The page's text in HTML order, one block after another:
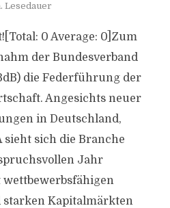
Lesedauer
0 Average: 0]Zum
der Bundesverband
die Federführung der
Angesichts neuer
in Deutschland,
sieht sich die Branche
Jahr
wettbewerbsfähigen
Kapitalmärkten